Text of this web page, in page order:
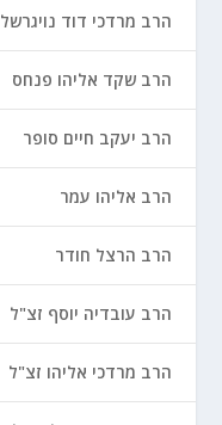
הרב מרדכי דוד נויגרשל
הרב שקד אליהו פנחס
הרב יעקב חיים סופר
הרב אליהו עמר
הרב הרצל חודר
הרב עובדיה יוסף זצ"ל
הרב מרדכי אליהו זצ"ל